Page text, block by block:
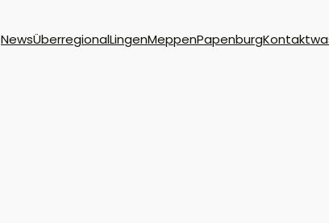
NewsÜberregionalLingenMeppenPapenburgKontakt